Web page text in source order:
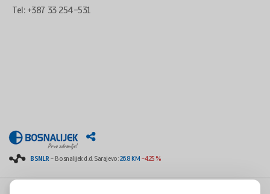
Tel: +387 33 254-531
BSNLR- Bosnalijek d.d. Sarajevo:26.8 KM -4.25 %